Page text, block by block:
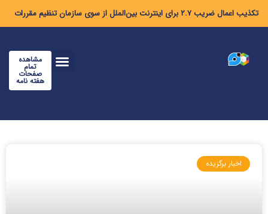
تکذیب اعمال ضریب ۲.۷ برای اینترنت بین‌الملل از سوی سازمان تنظیم مقررات
مشاهده
تمام
صفحات
هفته نامه
اخبار برگزیده